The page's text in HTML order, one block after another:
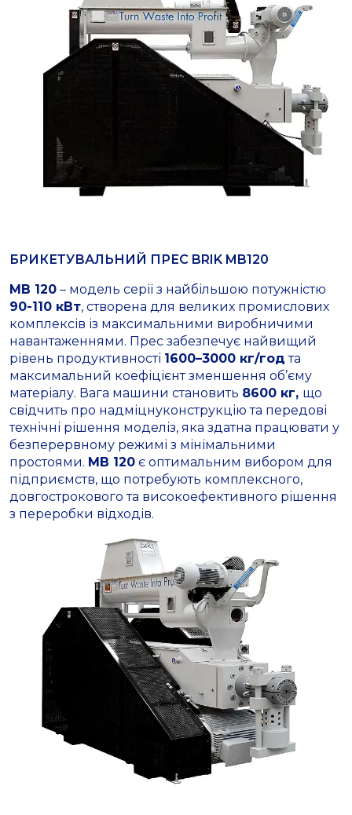
БРИКЕТУВАЛЬНИЙ ПРЕС BRIK MB120
MB 120 – модель серії з найбільшою потужністю
90-110 кВт, створена для великих промислових
комплексів із максимальними виробничими
навантаженнями. Прес забезпечує найвищий
рівень продуктивності 1600–3000 кг/год та
максимальний коефіцієнт зменшення об’єму
матеріалу. Вага машини становить 8600 кг, що
свідчить про надміцнуконструкцію та передові
технічні рішення моделіз, яка здатна працювати у
безперервному режимі з мінімальними
простоями. MB 120 є оптимальним вибором для
підприємств, що потребують комплексного,
довгострокового та високоефективного рішення
з переробки відходів.